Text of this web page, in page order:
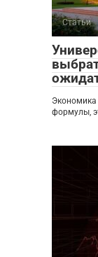
Статьи
формулы,